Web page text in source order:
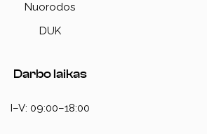
Nuorodos
DUK
Darbo laikas
I–V: 09:00–18:00